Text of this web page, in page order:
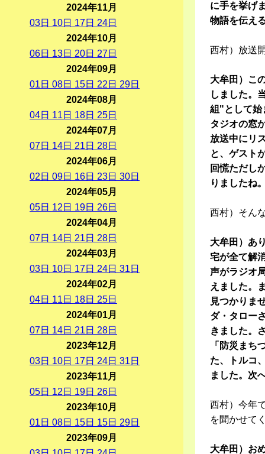
に手を挙げ
物語を伝え
西村）放送
大牟田）こ
しました。
組"として始
タジオの窓
放送中にリ
と、ゲスト
回慌ただし
りましたね
西村）そん
大牟田）あ
宅が全て解
声がラジオ
えました。
見つかりま
ダ・タロー
きました。
「防災まち
た、トルコ
ました。次
西村）今年
を聞かせて
大牟田）お
2024年11月
03日 10日 17日 24日
2024年10月
06日 13日 20日 27日
2024年09月
01 日 08日 15日 22 日 29日
2024年08月
04日 11 日 18日 25日
2024年07月
07日 14日 21 日 28日
2024年06月
02 日 09日 16日 23日 30日
2024年05月
05日 12 日 19日 26日
2024年04月
07日 14日 21 日 28日
2024年03月
03日 10日 17日 24日 31 日
2024年02月
04日 11 日 18日 25日
2024年01月
07日 14日 21 日 28日
2023年12月
03日 10日 17日 24日 31 日
2023年11月
05日 12 日 19日 26日
2023年10月
01 日 08日 15日 15日 29日
2023年09月